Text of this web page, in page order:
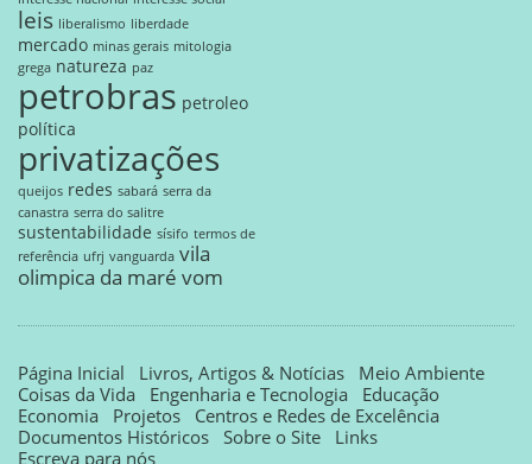
leis liberalismo liberdade
mercado minas gerais mitologia
grega natureza paz
petrobras petroleo
política
privatizações
queijos redes sabará serra da
canastra serra do salitre
sustentabilidade sísifo termos de
referência ufrj vanguarda vila
olimpica da maré vom
Página Inicial Livros, Artigos & Notícias
Meio Ambiente
Coisas da Vida
Engenharia e Tecnologia
Educação
Economia
Projetos
Centros e Redes de Excelência
Documentos Históricos Sobre o Site
Links
Escreva para nós